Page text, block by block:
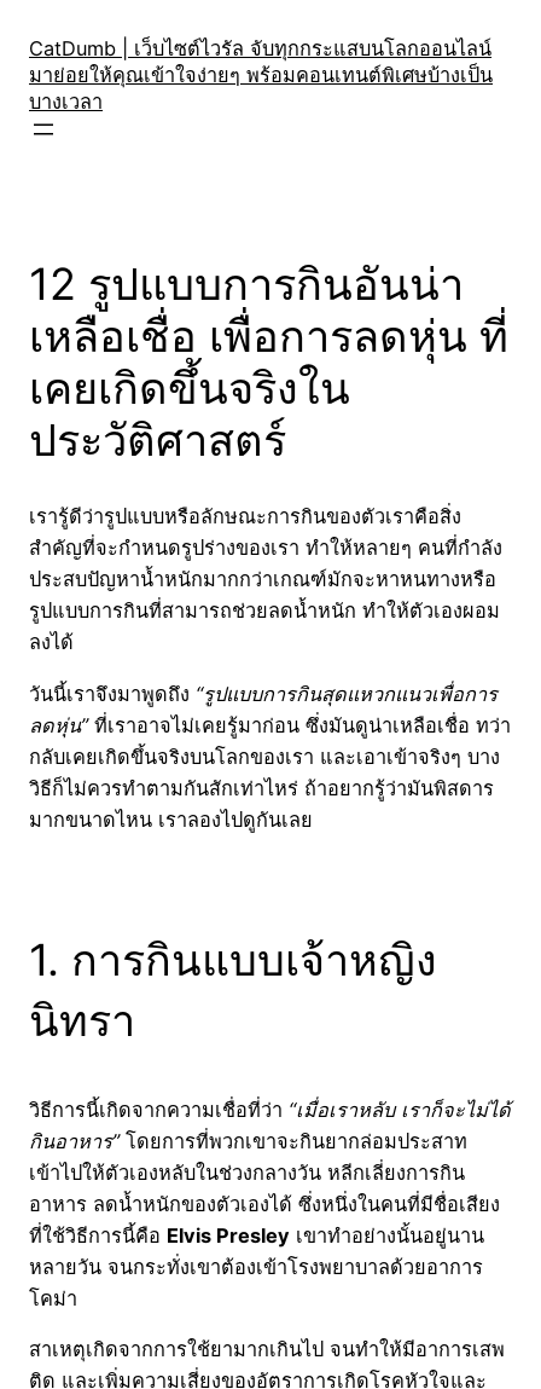
content
CatDumb | เว็บไซต์ไวรัล จับทุกกระแสบนโลกออนไลน์
มาย่อยให้คุณเข้าใจง่ายๆ พร้อมคอนเทนต์พิเศษบ้างเป็น
บางเวลา
12 รูปแบบการกินอันน่า
เหลือเชื่อ เพื่อการลดหุ่น ที่
เคยเกิดขึ้นจริงใน
ประวัติศาสตร์
เรารู้ดีว่ารูปแบบหรือลักษณะการกินของตัวเราคือสิ่ง
สำคัญที่จะกำหนดรูปร่างของเรา ทำให้หลายๆ คนที่กำลัง
ประสบปัญหาน้ำหนักมากกว่าเกณฑ์มักจะหาหนทางหรือ
รูปแบบการกินที่สามารถช่วยลดน้ำหนัก ทำให้ตัวเองผอม
ลงได้
วันนี้เราจึงมาพูดถึง “รูปแบบการกินสุดแหวกแนวเพื่อการ
ลดหุ่น”ที่เราอาจไม่เคยรู้มาก่อน ซึ่งมันดูน่าเหลือเชื่อ ทว่า
กลับเคยเกิดขึ้นจริงบนโลกของเรา และเอาเข้าจริงๆ บาง
วิธีก็ไม่ควรทำตามกันสักเท่าไหร่ ถ้าอยากรู้ว่ามันพิสดาร
มากขนาดไหน เราลองไปดูกันเลย
1. การกินแบบเจ้าหญิง
นิทรา
วิธีการนี้เกิดจากความเชื่อที่ว่า “เมื่อเราหลับ เราก็จะไม่ได้
กินอาหาร”โดยการที่พวกเขาจะกินยากล่อมประสาท
เข้าไปให้ตัวเองหลับในช่วงกลางวัน หลีกเลี่ยงการกิน
อาหาร ลดน้ำหนักของตัวเองได้ ซึ่งหนึ่งในคนที่มีชื่อเสียง
ที่ใช้วิธีการนี้คือ Elvis Presley เขาทำอย่างนั้นอยู่นาน
หลายวัน จนกระทั่งเขาต้องเข้าโรงพยาบาลด้วยอาการ
โคม่า
สาเหตุเกิดจากการใช้ยามากเกินไป จนทำให้มีอาการเสพ
ติด และเพิ่มความเสี่ยงของอัตราการเกิดโรคหัวใจและ